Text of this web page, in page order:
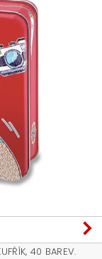
40 BAREV.